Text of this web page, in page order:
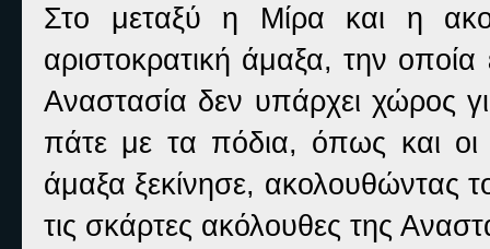
Στο μεταξύ η Μίρα και η
αριστοκρατική άμαξα, την
Αναστασία δεν υπάρχει χώρος
πάτε με τα πόδια, όπως και οι
άμαξα ξεκίνησε, ακολουθώντας
τις σκάρτες ακόλουθες της